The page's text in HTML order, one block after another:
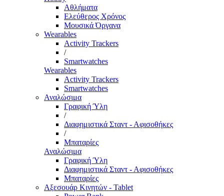
Αθλήματα
Ελεύθερος Χρόνος
Μουσικά Όργανα
Wearables
Activity Trackers
/
Smartwatches
Wearables
Activity Trackers
Smartwatches
Αναλώσιμα
Γραφική Ύλη
/
Διαφημιστικά Σταντ - Αφισοθήκες
/
Μπαταρίες
Αναλώσιμα
Γραφική Ύλη
Διαφημιστικά Σταντ - Αφισοθήκες
Μπαταρίες
Αξεσουάρ Κινητών - Tablet